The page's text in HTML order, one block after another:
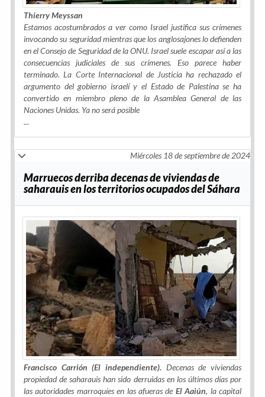
Thierry Meyssan
Estamos acostumbrados a ver como Israel justifica sus crímenes
invocando su seguridad mientras que los anglosajones lo defienden
en el Consejo de Seguridad de la ONU. Israel suele escapar así a las
consecuencias judiciales de sus crímenes. Eso parece haber
terminado. La Corte Internacional de Justicia ha rechazado el
argumento del gobierno israelí y el Estado de Palestina se ha
convertido en miembro pleno de la Asamblea General de las
Naciones Unidas. Ya no será posible
...
Miércoles 18 de septiembre de 2024
Marruecos derriba decenas de viviendas de
saharauis en los territorios ocupados del Sáhara
Francisco Carrión (El independiente). Decenas de viviendas
propiedad de saharauis han sido derruidas en los últimos días por
las autoridades marroquíes en las afueras de El Aaiún, la capital